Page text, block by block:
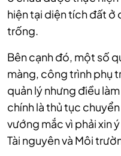
hiện tại diện tích đất ở
trống.
Bên cạnh đó, một số
màng, công trình phụ
quản lý nhưng điều
chính là thủ tục
vướng mắc vì phải xin
Tài nguyên và Môi